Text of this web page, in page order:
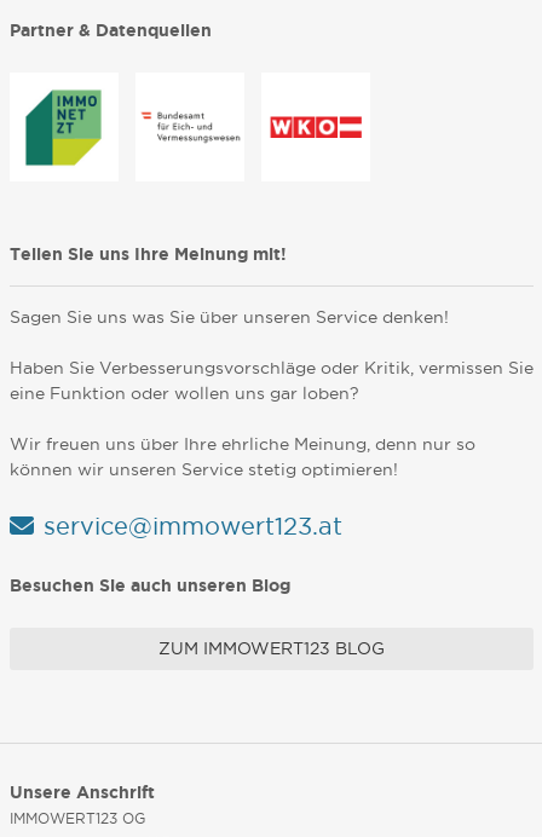
Partner & Datenquellen
Teilen Sie uns Ihre Meinung mit!
Sagen Sie uns was Sie über unseren Service denken!
Haben Sie Verbesserungsvorschläge oder Kritik, vermissen Sie
eine Funktion oder wollen uns gar loben?
Wir freuen uns über Ihre ehrliche Meinung, denn nur so
können wir unseren Service stetig optimieren!
service@immowert123.at
Besuchen Sie auch unseren Blog
ZUM IMMOWERT123 BLOG
Unsere Anschrift
IMMOWERT123 OG